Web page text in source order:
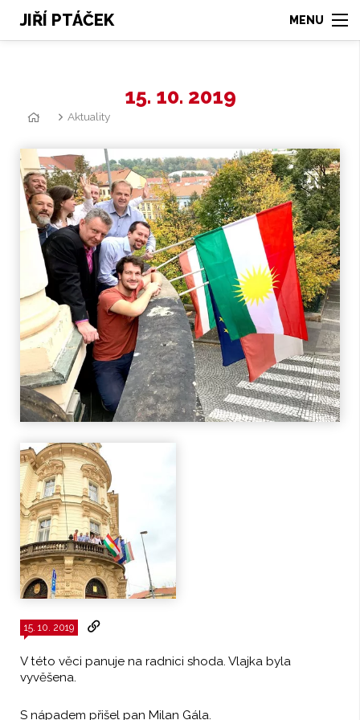
JIŘÍ PTÁČEK
15. 10. 2019
Aktuality
15. 10. 2019
V této věci panuje na radnici shoda. Vlajka byla
vyvěšena.
S nápadem přišel pan Milan Gála.